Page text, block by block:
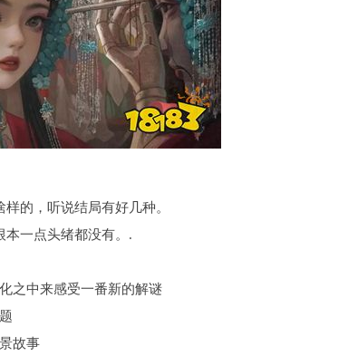
的，听说结局有好几种。
本一点头绪都没有。.
之中来感受一番新的解谜
故事